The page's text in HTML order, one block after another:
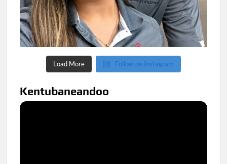
Load More Follow on Instagram
Kentubaneandoo